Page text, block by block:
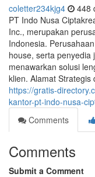
coletter234kjg4 448
PT Indo Nusa
Inc., merupakan
Indonesia.
house, serta penyedia
menawarkan solusi
klien. Alamat
https://gratis-
kantor-pt-indo-nusa-
Comments
Comments
Submit a Comment